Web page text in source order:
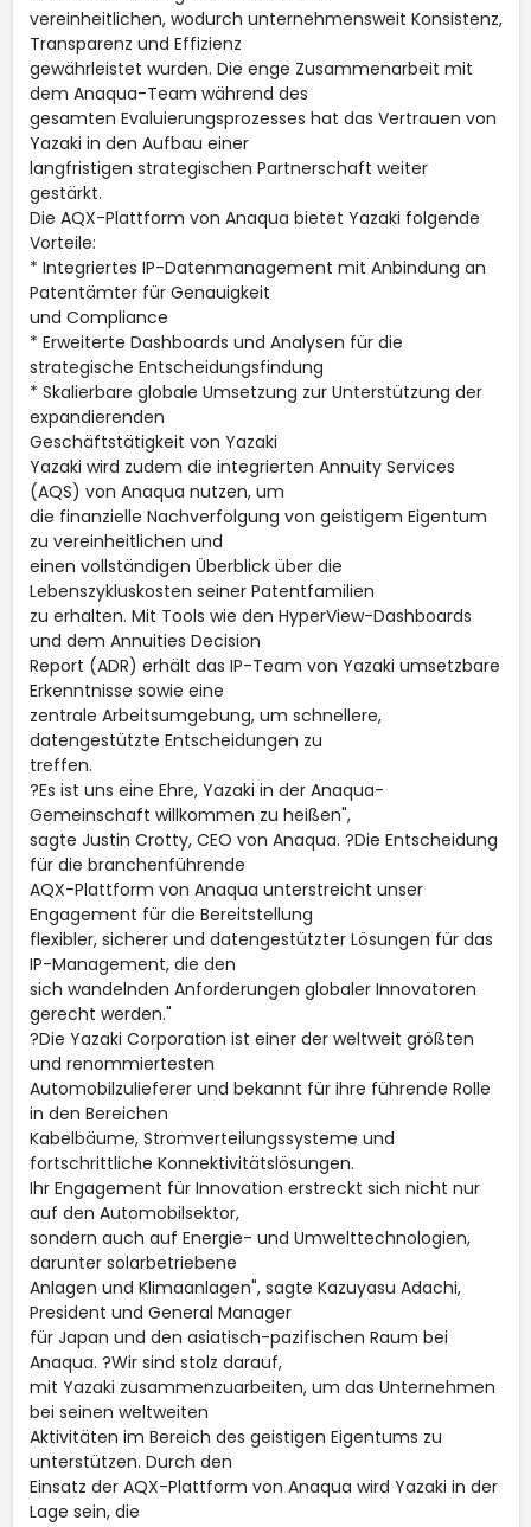
vereinheitlichen, wodurch unternehmensweit Konsistenz,
Transparenz und Effizienz
gewährleistet wurden. Die enge Zusammenarbeit mit
dem Anaqua-Team während des
gesamten Evaluierungsprozesses hat das Vertrauen von
Yazaki in den Aufbau einer
langfristigen strategischen Partnerschaft weiter
gestärkt.
Die AQX-Plattform von Anaqua bietet Yazaki folgende
Vorteile:
* Integriertes IP-Datenmanagement mit Anbindung an
Patentämter für Genauigkeit
und Compliance
* Erweiterte Dashboards und Analysen für die
strategische Entscheidungsfindung
* Skalierbare globale Umsetzung zur Unterstützung der
expandierenden
Geschäftstätigkeit von Yazaki
Yazaki wird zudem die integrierten Annuity Services
(AQS) von Anaqua nutzen, um
die finanzielle Nachverfolgung von geistigem Eigentum
zu vereinheitlichen und
einen vollständigen Überblick über die
Lebenszykluskosten seiner Patentfamilien
zu erhalten. Mit Tools wie den HyperView-Dashboards
und dem Annuities Decision
Report (ADR) erhält das IP-Team von Yazaki umsetzbare
Erkenntnisse sowie eine
zentrale Arbeitsumgebung, um schnellere,
datengestützte Entscheidungen zu
treffen.
?Es ist uns eine Ehre, Yazaki in der Anaqua-
Gemeinschaft willkommen zu heißen",
sagte Justin Crotty, CEO von Anaqua. ?Die Entscheidung
für die branchenführende
AQX-Plattform von Anaqua unterstreicht unser
Engagement für die Bereitstellung
flexibler, sicherer und datengestützter Lösungen für das
IP-Management, die den
sich wandelnden Anforderungen globaler Innovatoren
gerecht werden."
?Die Yazaki Corporation ist einer der weltweit größten
und renommiertesten
Automobilzulieferer und bekannt für ihre führende Rolle
in den Bereichen
Kabelbäume, Stromverteilungssysteme und
fortschrittliche Konnektivitätslösungen.
Ihr Engagement für Innovation erstreckt sich nicht nur
auf den Automobilsektor,
sondern auch auf Energie- und Umwelttechnologien,
darunter solarbetriebene
Anlagen und Klimaanlagen", sagte Kazuyasu Adachi,
President und General Manager
für Japan und den asiatisch-pazifischen Raum bei
Anaqua. ?Wir sind stolz darauf,
mit Yazaki zusammenzuarbeiten, um das Unternehmen
bei seinen weltweiten
Aktivitäten im Bereich des geistigen Eigentums zu
unterstützen. Durch den
Einsatz der AQX-Plattform von Anaqua wird Yazaki in der
Lage sein, die